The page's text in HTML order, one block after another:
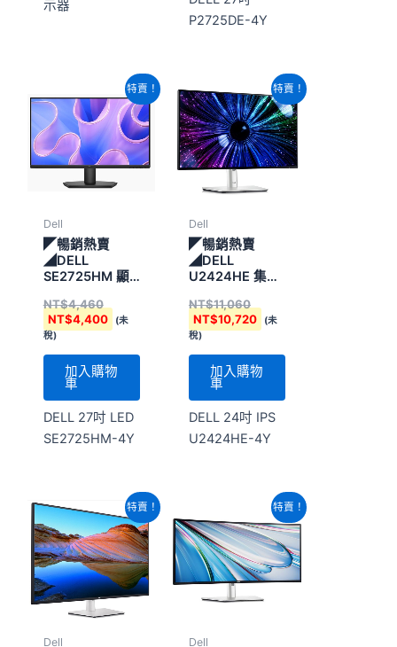
示器
P2725DE-4Y
特賣！
Dell
◤暢銷熱賣
◢DELL
SE2725HM 顯
NT$4,460
始
價
格：
NT$4,460。
NT$4,400
前
價
格：
NT$4,400。
(未
稅)
加入購物
車
DELL 27吋 LED
SE2725HM-4Y
特賣！
Dell
◤暢銷熱賣
◢DELL
U2424HE 集線
NT$11,060
始
價
格：
NT$11,060。
NT$10,720
目
前
價
格：
NT$10,720。
(未
稅)
加入購物
車
DELL 24吋 IPS
U2424HE-4Y
特賣！
Dell
始
價
格：
NT$38,960。
目
前
價
格：
NT$38,480。
特賣！
Dell
價
格：
NT$38,960。
目
前
價
格：
NT$38,480。